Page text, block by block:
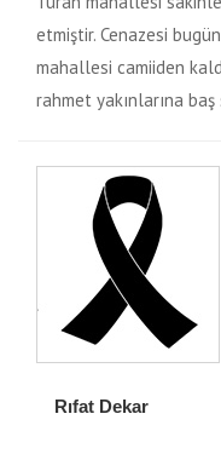
etmiştir. Cenazesi
mahallesi camiiden
rahmet yakınlarına baş
Rıfat Dekar